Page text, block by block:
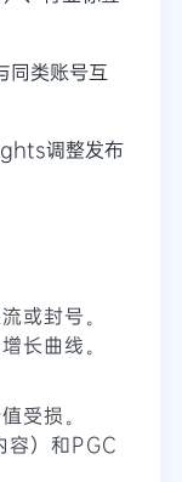
同类账号互
调整发布
或封号。
长曲线。
受损。
容）和PGC